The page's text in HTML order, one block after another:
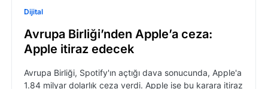
Dijital
Avrupa Birliği’nden Apple’a ceza:
Apple itiraz edecek
Avrupa Birliği, Spotify'ın açtığı dava sonucunda, Apple'a
1.84 milyar dolarlık ceza verdi. Apple ise bu karara itiraz